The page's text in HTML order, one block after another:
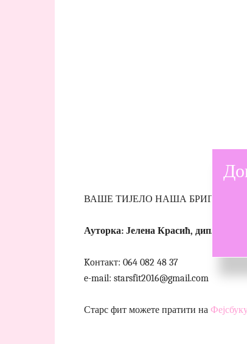
ВАШЕ ТИЈЕЛО НАША БРИГА
Ауторка: Јелена Красић,
Koнтакт: 064 082 48 37
e-mail: starsfit2016@gmail.com
Старс фит можете пратити на